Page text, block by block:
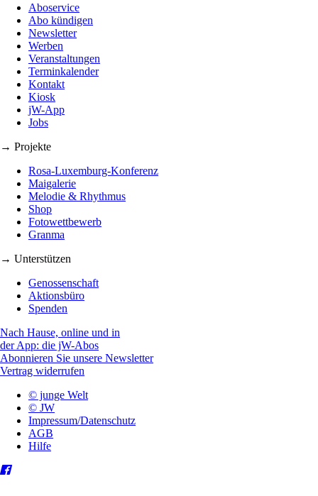
Aboservice
Abo kündigen
Newsletter
Werben
Veranstaltungen
Terminkalender
Kontakt
Kiosk
jW-App
Jobs
→ Projekte
Rosa-Luxemburg-Konferenz
Maigalerie
Melodie & Rhythmus
Shop
Fotowettbewerb
Granma
→ Unterstützen
Genossenschaft
Aktionsbüro
Spenden
Nach Hause, online und in
der App: die jW-Abos
Abonnieren Sie unsere Newsletter
Vertrag widerrufen
© junge Welt
© JW
Impressum/Datenschutz
AGB
Hilfe